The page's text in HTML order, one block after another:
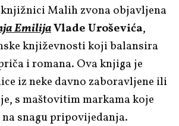
Malih zvona objavljena
EmilijaVlade Uroševića,
književnosti koji balansira
i romana. Ova knjiga je
iz neke davno zaboravljene ili
s maštovitim markama koje
snagu pripovijedanja.